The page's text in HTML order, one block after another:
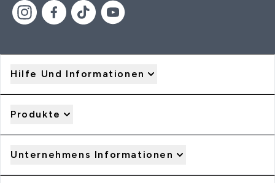
Hilfe Und Informationen
Produkte
Unternehmens Informationen